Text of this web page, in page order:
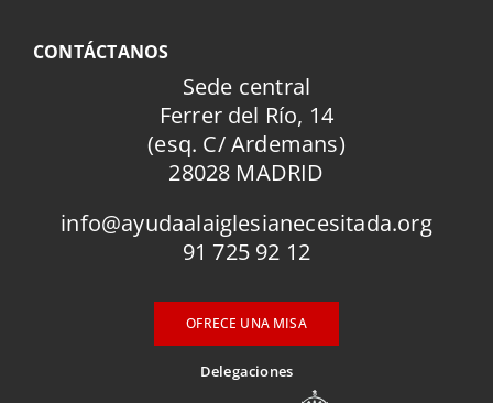
CONTÁCTANOS
Sede central
Ferrer del Río, 14
(esq. C/ Ardemans)
28028 MADRID
info@ayudaalaiglesianecesitada.org
91 725 92 12
OFRECE UNA MISA
Delegaciones